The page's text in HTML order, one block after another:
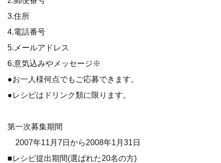
3.住所
4.電話番号
5.メールアドレス
6.意気込みやメッセージ※
●お一人様何点でもご応募できます。
●レシピはドリンク類に限ります。
第一次募集期間
2007年11月7日から2008年1月31日
■レシピ提出期間(選ばれた20名の方)